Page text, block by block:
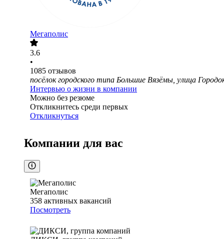
Мегаполис
3.6
•
1085 отзывов
посёлок городского типа Большие Вязёмы, улица
Интервью о жизни в компании
Можно без резюме
Откликнитесь среди первых
Откликнуться
Компании для вас
Мегаполис
358 активных вакансий
Посмотреть